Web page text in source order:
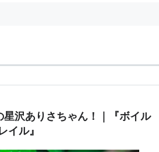
星沢ありさちゃん！｜『ボイル
イル』